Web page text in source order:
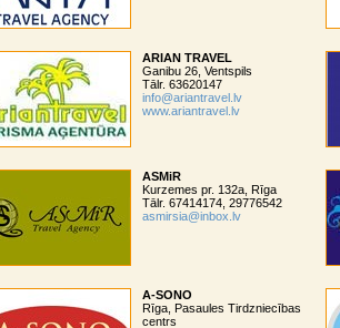
ARIAN TRAVEL
Ganibu 26, Ventspils
Tālr. 63620147
info@ariantravel.lv
www.ariantravel.lv
ASMiR
Kurzemes pr. 132a, Rīga
Tālr. 67414174, 29776542
asmirsia@inbox.lv
A-SONO
Rīga, Pasaules Tirdzniecības
centrs